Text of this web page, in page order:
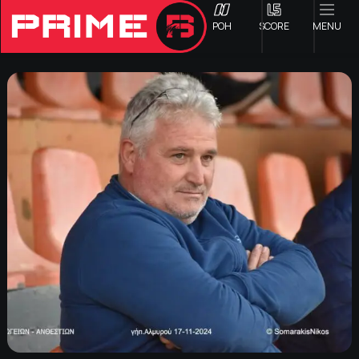
ΡΟΗ SCORE MENU
Γ ΕΘΝΙΚΗ
Α1 ΕΠΣΗ
Α2 ΕΠΣΗ
Β1 ΕΠΣΗ
Β2 ΕΠΣΗ